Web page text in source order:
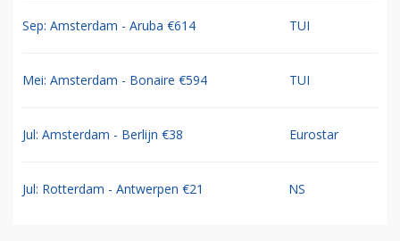
Sep: Amsterdam - Aruba €614 TUI
Mei: Amsterdam - Bonaire €594 TUI
Jul: Amsterdam - Berlijn €38 Eurostar
Jul: Rotterdam - Antwerpen €21 NS